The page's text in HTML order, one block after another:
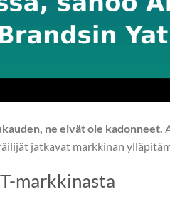
ne eivät ole kadonneet.
jatkavat markkinan
markkinasta